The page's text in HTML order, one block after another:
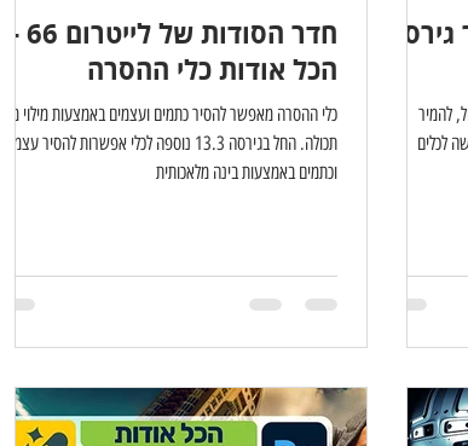
להמיר
לכלים
חדר הסודות של לייטרום 66 -
הכל אודות כלי ההסרה
כלי ההסרה מאפשר להסיר כתמים ועצמים באמצעות מילוי מודע
תכולה. החל בגירסה 13.3 נוספה לכלי אפשרות להסיר עצמים
וכתמים באמצעות בינה מלאכותית